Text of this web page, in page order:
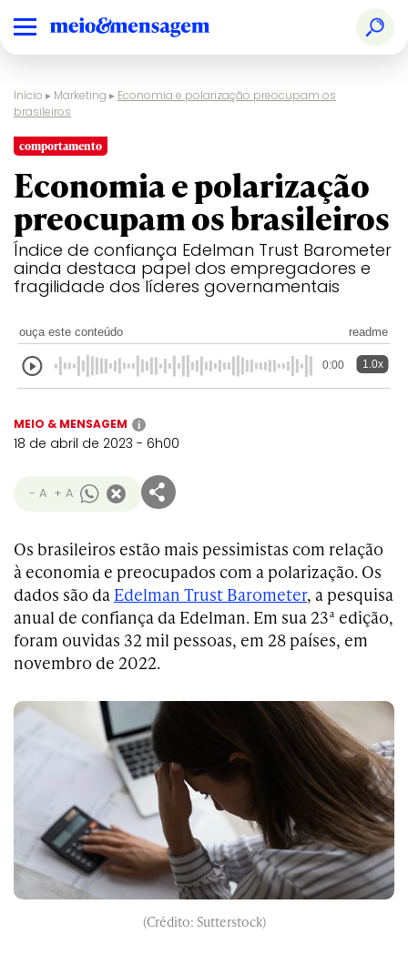
Início ▸ Marketing ▸ Economia e polarização preocupam os
brasileiros
comportamento
Economia e polarização
preocupam os brasileiros
Índice de confiança Edelman Trust Barometer
ainda destaca papel dos empregadores e
fragilidade dos líderes governamentais
ouça este conteúdo readme
0:00 1.0x
MEIO & MENSAGEM i
18 de abril de 2023 - 6h00
- A + A
Os brasileiros estão mais pessimistas com relação
à economia e preocupados com a polarização. Os
dados são da Edelman Trust Barometer, a pesquisa
anual de confiança da Edelman. Em sua 23ª edição,
foram ouvidas 32 mil pessoas, em 28 países, em
novembro de 2022.
(Crédito: Sutterstock)